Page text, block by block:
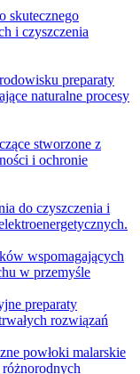
skutecznego
i czyszczenia
preparaty
naturalne procesy
stworzone z
i ochronie
do czyszczenia i
wspomagających
w przemyśle
preparaty
rozwiązań
powłoki malarskie